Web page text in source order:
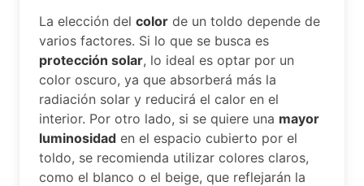
La elección del color de un toldo depende de
varios factores. Si lo que se busca es
protección solar, lo ideal es optar por un
color oscuro, ya que absorberá más la
radiación solar y reducirá el calor en el
interior. Por otro lado, si se quiere una mayor
luminosidad en el espacio cubierto por el
toldo, se recomienda utilizar colores claros,
como el blanco o el beige, que reflejarán la